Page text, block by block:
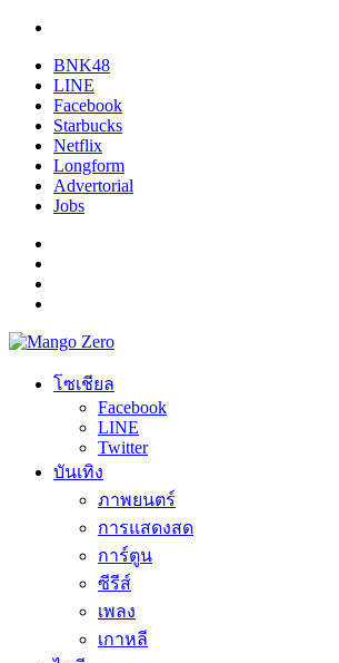
BNK48
LINE
Facebook
Starbucks
Netflix
Longform
Advertorial
Jobs
โซเชียล
Facebook
LINE
Twitter
บันเทิง
ภาพยนตร์
การแสดงสด
การ์ตูน
ซีรีส์
เพลง
เกาหลี